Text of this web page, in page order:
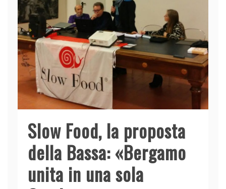
Slow Food, la proposta
della Bassa: «Bergamo
unita in una sola